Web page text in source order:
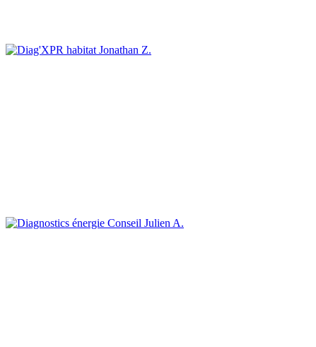
Jonathan Z.
Julien A.